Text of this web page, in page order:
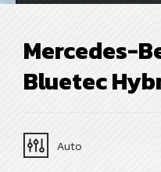
Mercedes-
Bluetec
Auto